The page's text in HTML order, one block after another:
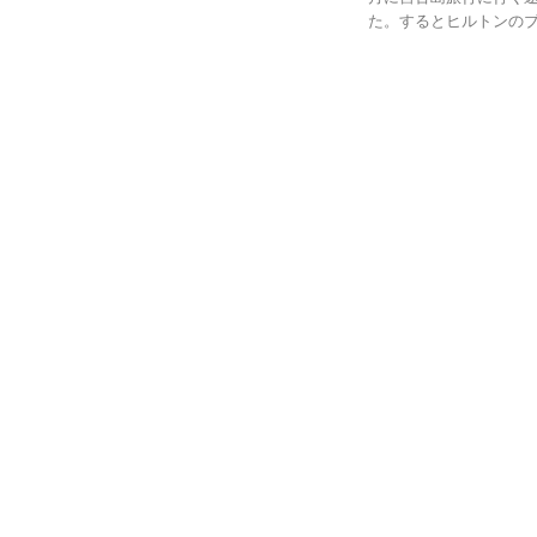
た。するとヒルトンの